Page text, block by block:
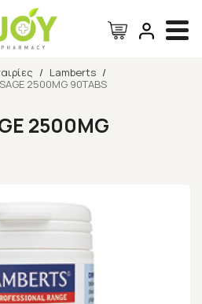
/ Lamberts /
2500MG 90TABS
2500MG